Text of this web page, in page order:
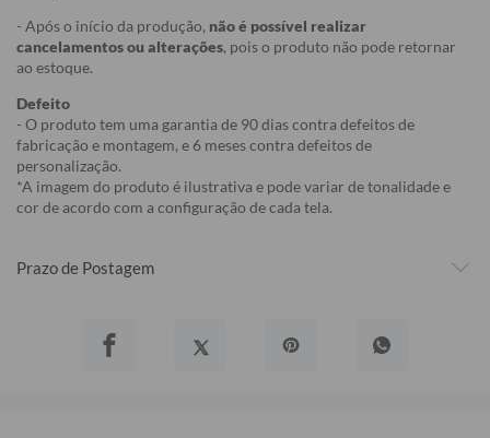
- Após o início da produção, não é possível realizar
cancelamentos ou alterações, pois o produto não pode retornar
ao estoque.
Defeito
- O produto tem uma garantia de 90 dias contra defeitos de
fabricação e montagem, e 6 meses contra defeitos de
personalização.
*A imagem do produto é ilustrativa e pode variar de tonalidade e
cor de acordo com a configuração de cada tela.
Prazo de Postagem